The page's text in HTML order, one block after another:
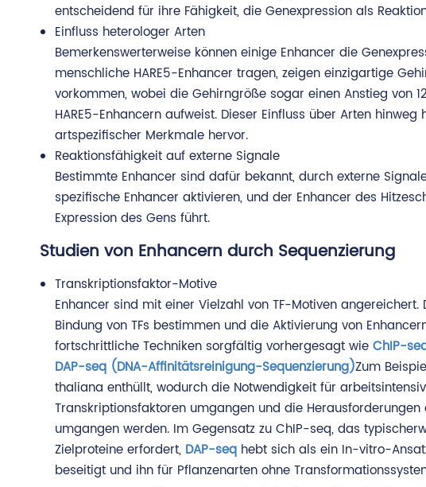
entscheidend für ihre Fähigkeit, die Genexpression als
Einfluss heterologer Arten
Bemerkenswerterweise können einige Enhancer die
menschliche HARE5-Enhancer tragen, zeigen einzigartige
vorkommen, wobei die Gehirngröße sogar einen Anstieg von
HARE5-Enhancern aufweist. Dieser Einfluss über Arten
artspezifischer Merkmale hervor.
Reaktionsfähigkeit auf externe Signale
Bestimmte Enhancer sind dafür bekannt, durch externe
spezifische Enhancer aktivieren, und der Enhancer des
Expression des Gens führt.
Studien von Enhancern durch Sequenzierung
Transkriptionsfaktor-Motive
Enhancer sind mit einer Vielzahl von TF-Motiven
Bindung von TFs bestimmen und die Aktivierung von
fortschrittliche Techniken sorgfältig vorhergesagt wie ChIP-
DAP-seq (DNA-Affinitätsreinigung-Sequenzierung)Zum
thaliana enthüllt, wodurch die Notwendigkeit für
Transkriptionsfaktoren umgangen und die
umgangen werden. Im Gegensatz zu ChIP-seq, das
Zielproteine erfordert, DAP-seq hebt sich als ein In-vitro-
beseitigt und ihn für Pflanzenarten ohne